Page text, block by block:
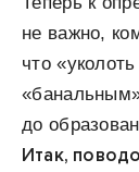
не важно,
что
до
Итак,